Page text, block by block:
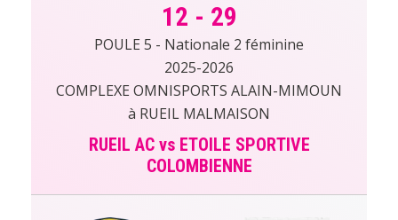
12 - 29
POULE 5 - Nationale 2 féminine
2025-2026
COMPLEXE OMNISPORTS ALAIN-MIMOUN
à RUEIL MALMAISON
RUEIL AC vs ETOILE SPORTIVE
COLOMBIENNE